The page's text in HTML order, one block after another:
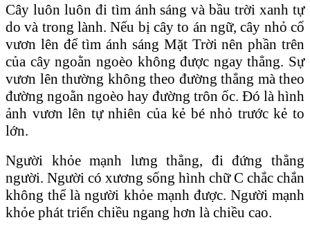
Cây luôn luôn đi tìm ánh sáng và bầu trời xanh tự
do và trong lành. Nếu bị cây to án ngữ, cây nhỏ cố
vươn lên để tìm ánh sáng Mặt Trời nên phần trên
của cây ngoằn ngoèo không được ngay thẳng. Sự
vươn lên thường không theo đường thẳng mà theo
đường ngoằn ngoèo hay đường trôn ốc. Ɖó là hình
ảnh vươn lên tự nhiên của kẻ bé nhỏ trước kẻ to
lớn.
Người khỏe mạnh lưng thẳng, đi đứng thẳng
người. Người có xương sống hình chữ C chắc chắn
không thể là người khỏe mạnh được. Người mạnh
khỏe phát triển chiều ngang hơn là chiều cao.